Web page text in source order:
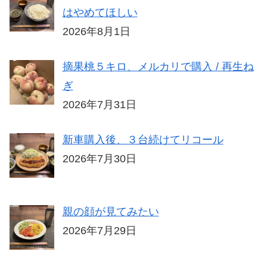
はやめてほしい
2026年8月1日
摘果桃５キロ、メルカリで購入 / 再生ね
ぎ
2026年7月31日
新車購入後、３台続けてリコール
2026年7月30日
親の顔が見てみたい
2026年7月29日